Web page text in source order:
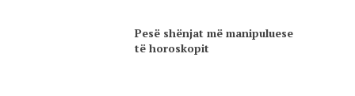
Pesë shënjat më manipuluese
të horoskopit